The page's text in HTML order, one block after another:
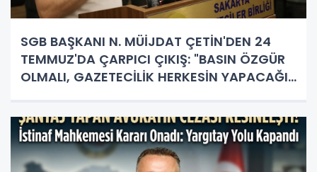
SGB BAŞKANI N. MÜİJDAT ÇETİN'DEN 24
TEMMUZ'DA ÇARPICI ÇIKIŞ: "BASIN ÖZGÜR
OLMALI, GAZETECİLİK HERKESİN YAPACAĞI